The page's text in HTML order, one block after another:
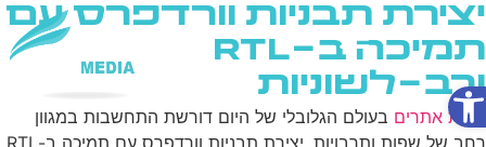
פתח סרגל נגישות
יצירת תבניות וורדפרס עם
תמיכה ב-RTL
ורב-לשוניות
בניית אתרים בעולם הגלובלי של היום דורשת התחשבות במגוון